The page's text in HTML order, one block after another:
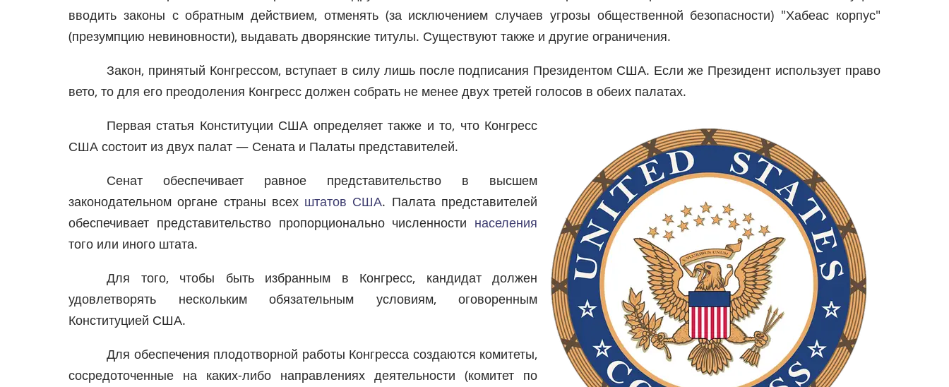
вводить законы с обратным действием, отменять (за исключением случаев угрозы общественной безопасности) "Хабеас корпус"
(презумпцию невиновности), выдавать дворянские титулы. Существуют также и другие ограничения.
Закон, принятый Конгрессом, вступает в силу лишь после подписания Президентом США. Если же Президент использует право
вето, то для его преодоления Конгресс должен собрать не менее двух третей голосов в обеих палатах.
Первая статья Конституции США определяет также и то, что Конгресс
США состоит из двух палат — Сената и Палаты представителей.
Сенат обеспечивает равное представительство в высшем
законодательном органе страны всех штатов США. Палата представителей
обеспечивает представительство пропорционально численности населения
того или иного штата.
Для того, чтобы быть избранным в Конгресс, кандидат должен
удовлетворять нескольким обязательным условиям, оговоренным
Конституцией США.
Для обеспечения плодотворной работы Конгресса создаются комитеты,
сосредоточенные на каких-либо направлениях деятельности (комитет по